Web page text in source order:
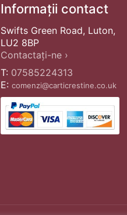
Informații contact
Swifts Green Road, Luton,
LU2 8BP
Contactați-ne ›
T: 07585224313
E: comenzi@carticrestine.co.uk